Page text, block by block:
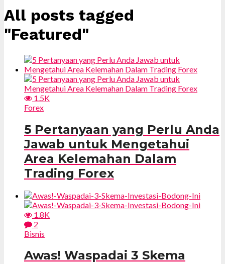
All posts tagged
"Featured"
1.5K
Forex
5 Pertanyaan yang Perlu Anda
Jawab untuk Mengetahui
Area Kelemahan Dalam
Trading Forex
1.8K
2
Bisnis
Awas! Waspadai 3 Skema